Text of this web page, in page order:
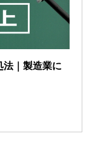
法｜製造業に